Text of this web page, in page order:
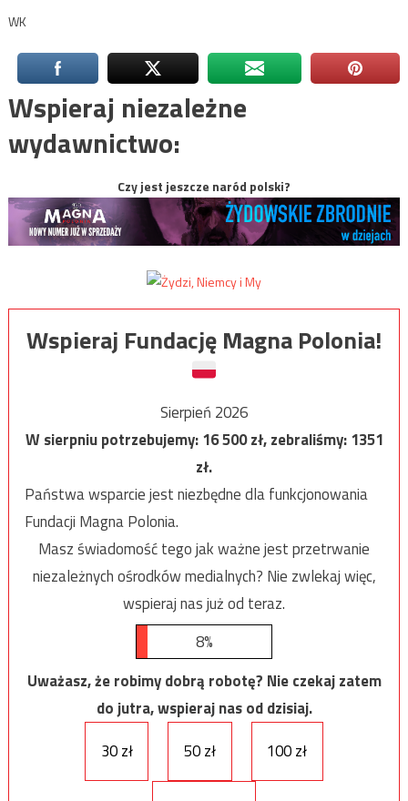
WK
Wspieraj niezależne
wydawnictwo:
Czy jest jeszcze naród polski?
Wspieraj Fundację Magna Polonia!
Sierpień 2026
W sierpniu potrzebujemy:16 500zł, zebraliśmy:1351
zł.
Państwa wsparcie jest niezbędne dla funkcjonowania
Fundacji Magna Polonia.
Masz świadomość tego jak ważne jest przetrwanie
niezależnych ośrodków medialnych? Nie zwlekaj więc,
wspieraj nas już od teraz.
8%
Uważasz, że robimy dobrą robotę? Nie czekaj zatem
do jutra, wspieraj nas od dzisiaj.
30 zł
50 zł 100 zł